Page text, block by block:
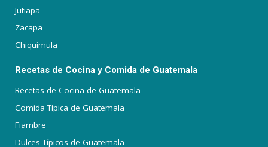
Jutiapa
Zacapa
Chiquimula
Recetas de Cocina y Comida de Guatemala
Recetas de Cocina de Guatemala
Comida Típica de Guatemala
Fiambre
Dulces Típicos de Guatemala